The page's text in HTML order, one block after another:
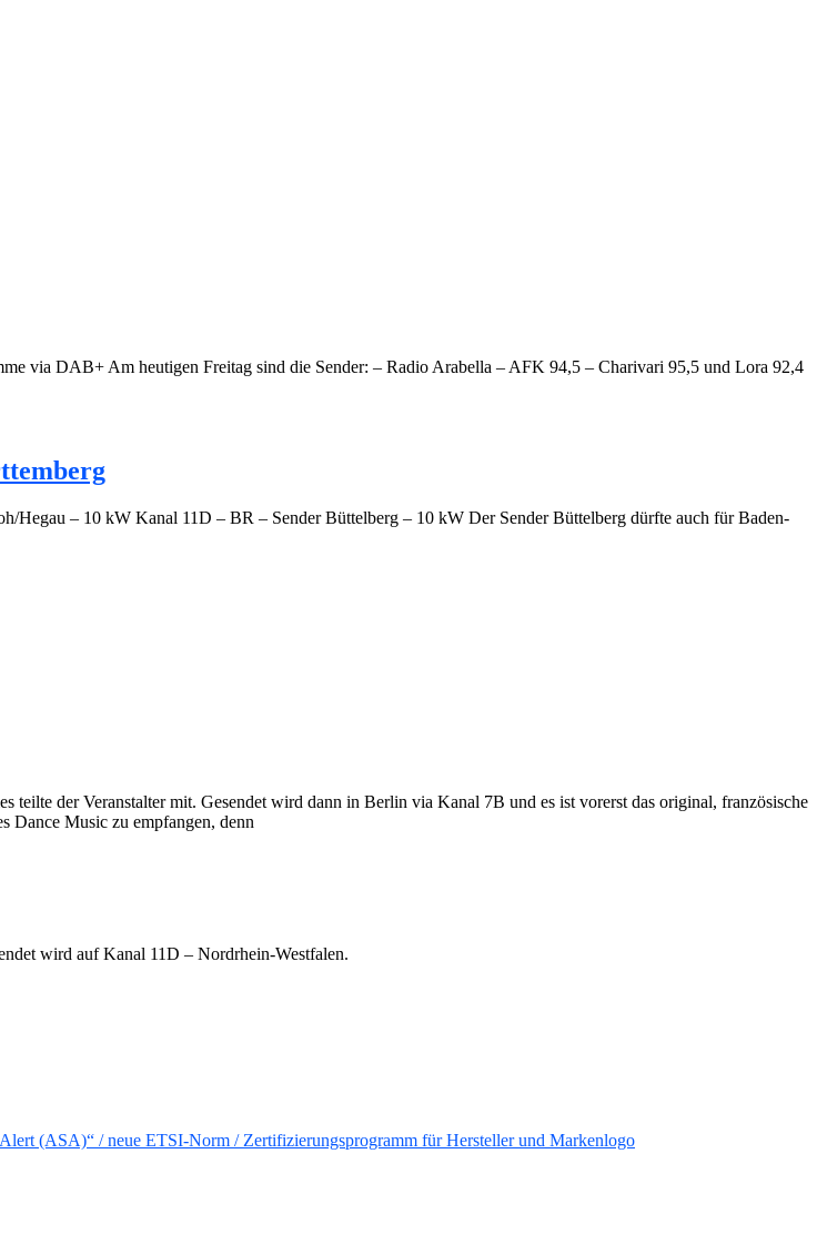
via DAB+ Am heutigen Freitag sind die Sender: – Radio Arabella – AFK 94,5 – Charivari 95,5 und Lora 92,4
– 10 kW Kanal 11D – BR – Sender Büttelberg – 10 kW Der Sender Büttelberg dürfte auch für Baden-
der Veranstalter mit. Gesendet wird dann in Berlin via Kanal 7B und es ist vorerst das original, französische
Dance Music zu empfangen, denn
wird auf Kanal 11D – Nordrhein-Westfalen.
(ASA)“ / neue ETSI-Norm / Zertifizierungsprogramm für Hersteller und Markenlogo